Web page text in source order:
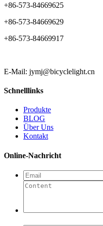
+86-573-84669625
+86-573-84669629
+86-573-84669917
E-Mail: jymj@bicyclelight.cn
Schnelllinks
Produkte
BLOG
Über Uns
Kontakt
Online-Nachricht